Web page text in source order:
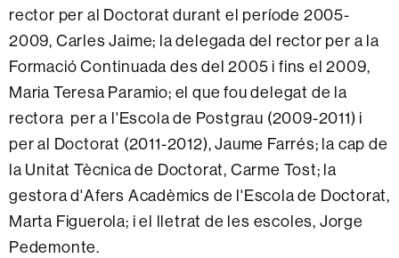
rector per al Doctorat durant el període 2005-
2009, Carles Jaime; la delegada del rector per a la
Formació Continuada des del 2005 i fins el 2009,
Maria Teresa Paramio; el que fou delegat de la
rectora per a l'Escola de Postgrau (2009-2011) i
per al Doctorat (2011-2012), Jaume Farrés; la cap de
la Unitat Tècnica de Doctorat, Carme Tost; la
gestora d'Afers Acadèmics de l'Escola de Doctorat,
Marta Figuerola; i el lletrat de les escoles, Jorge
Pedemonte.